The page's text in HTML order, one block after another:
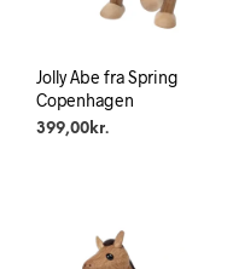
Jolly Abe fra Spring
Copenhagen
399,00 kr.